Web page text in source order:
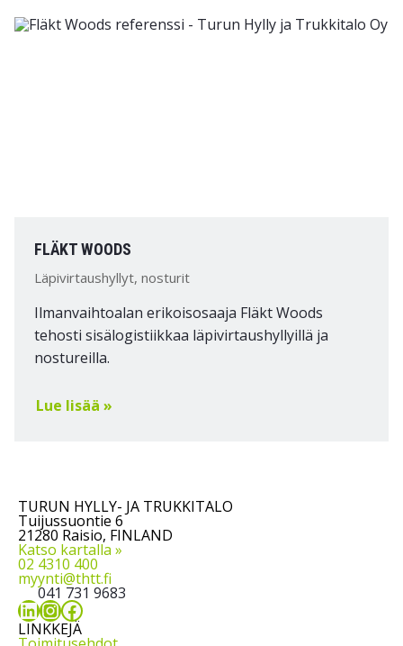
FLÄKT WOODS
Läpivirtaushyllyt, nosturit
Ilmanvaihtoalan erikoisosaaja Fläkt Woods
tehosti sisälogistiikkaa läpivirtaushyllyillä ja
nostureilla.
Lue lisää »
TURUN HYLLY- JA TRUKKITALO
Tuijussuontie 6
21280 Raisio, FINLAND
Katso kartalla »
02 4310 400
myynti@thtt.fi
041 731 9683
LinkedIn
Instagram
Facebook
LINKKEJÄ